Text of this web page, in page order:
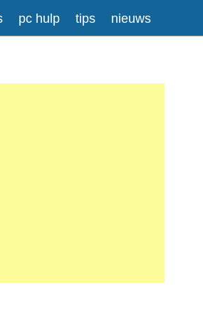
pc hulp tips nieuws
over tekstopmaak
naar links omgezet.